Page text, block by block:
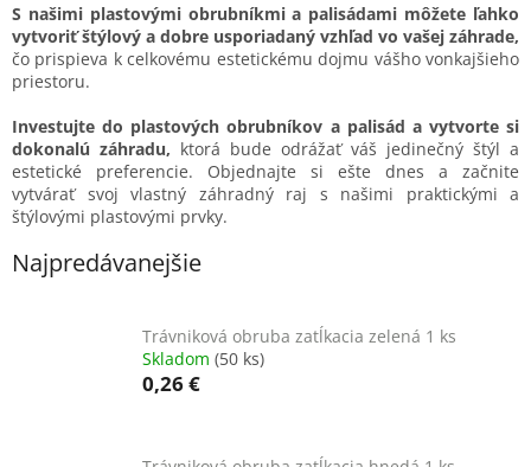
S našimi plastovými obrubníkmi a palisádami môžete ľahko
vytvoriť štýlový a dobre usporiadaný vzhľad vo vašej záhrade,
čo prispieva k celkovému estetickému dojmu vášho vonkajšieho
priestoru.
Investujte do plastových obrubníkov a palisád a vytvorte si
dokonalú záhradu, ktorá bude odrážať váš jedinečný štýl a
estetické preferencie. Objednajte si ešte dnes a začnite
vytvárať svoj vlastný záhradný raj s našimi praktickými a
štýlovými plastovými prvky.
Najpredávanejšie
Trávniková obruba zatĺkacia zelená 1 ks
Skladom (50 ks)
0,26 €